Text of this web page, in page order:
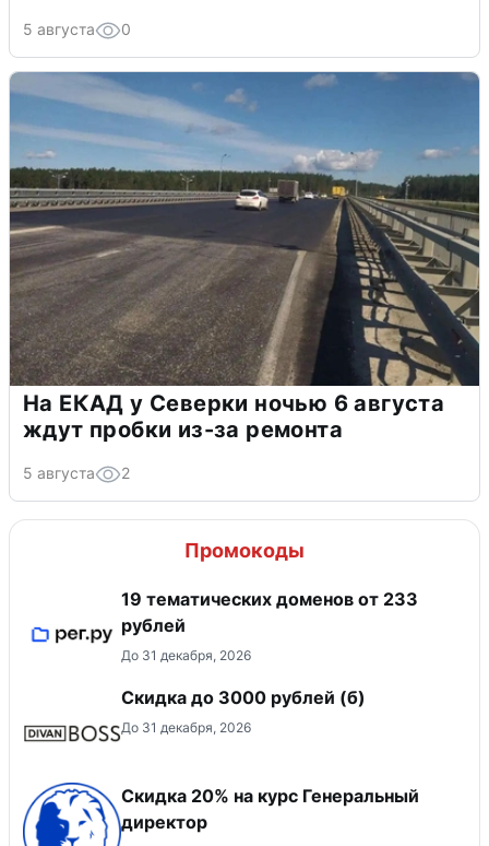
5 августа 0
На ЕКАД у Северки ночью 6 августа
ждут пробки из-за ремонта
5 августа 2
Промокоды
19 тематических доменов от 233
рублей
До 31 декабря, 2026
Скидка до 3000 рублей (б)
До 31 декабря, 2026
Скидка 20% на курс Генеральный
директор